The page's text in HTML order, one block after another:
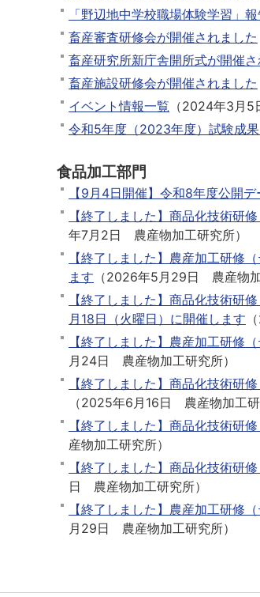
「野辺地中学校職場体験学習」
畜産審査研修会が開催されました
畜産研究所新庁舎開所式が開催
畜産施設研修会が開催されました
イベント情報一覧 （2024年3月5
令和5年度（2023年度）試験成
食品加工部門
【9月4日開催】令和8年度公開
【終了しました】商品化技術研
年7月2日
農産物加工研究所）
【終了しました】農産加工研修
ます （2026年5月29日 農産物
【終了しました】商品化技術研
月18日（火曜日）に開催します （
【終了しました】農産加工研修
月24日
農産物加工研究所）
【終了しました】商品化技術研
（2025年6月16日 農産物加工
【終了しました】商品化技術研
産物加工研究所）
【終了しました】商品化技術研
日
農産物加工研究所）
【終了しました】農産加工研修
月29日
農産物加工研究所）